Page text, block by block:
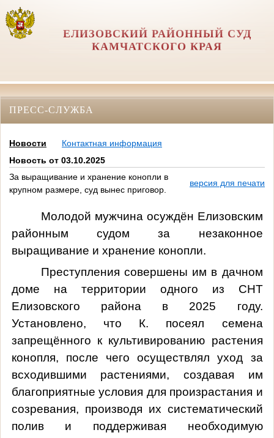
ЕЛИЗОВСКИЙ РАЙОННЫЙ СУД
КАМЧАТСКОГО КРАЯ
ПРЕСС-СЛУЖБА
Новости
Контактная информация
Новость от 03.10.2025
За выращивание и хранение конопли в
крупном размере, суд вынес приговор.
версия для печати
Молодой мужчина осуждён Елизовским
районным судом за незаконное
выращивание и хранение конопли.
Преступления совершены им в дачном
доме на территории одного из СНТ
Елизовского района в 2025 году.
Установлено, что К. посеял семена
запрещённого к культивированию растения
конопля, после чегоосуществлял уход за
всходившими растениями, создавая им
благоприятные условия для произрастания и
созревания, производя их систематический
полив и поддерживая необходимую